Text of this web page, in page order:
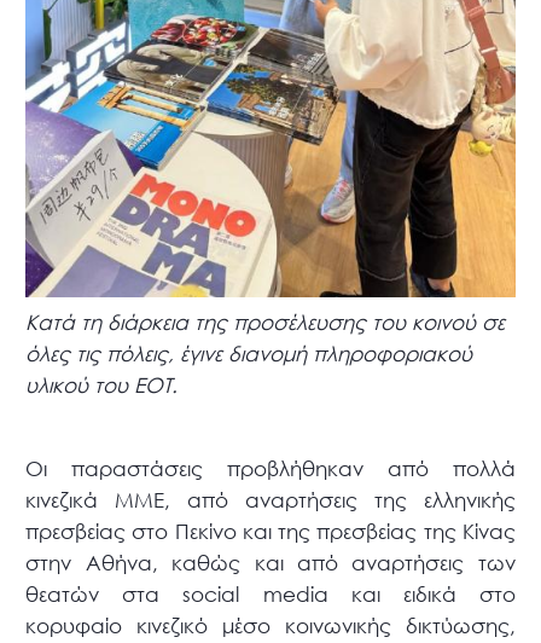
Κατά τη διάρκεια της προσέλευσης του κοινού σε
όλες τις πόλεις, έγινε διανομή πληροφοριακού
υλικού του ΕΟΤ.
Οι παραστάσεις προβλήθηκαν από πολλά
κινεζικά ΜΜΕ, από αναρτήσεις της ελληνικής
πρεσβείας στο Πεκίνο και της πρεσβείας της Κίνας
στην Αθήνα, καθώς και από αναρτήσεις των
θεατών στα social media και ειδικά στο
κορυφαίο κινεζικό μέσο κοινωνικής δικτύωσης,